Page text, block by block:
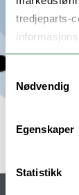
tredjeparts-
Samtykkevalg
Nødvendig
Egenskaper
Statistikk